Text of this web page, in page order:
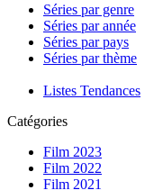
Séries par genre
Séries par année
Séries par pays
Séries par thème
Listes Tendances
Catégories
Film 2023
Film 2022
Film 2021